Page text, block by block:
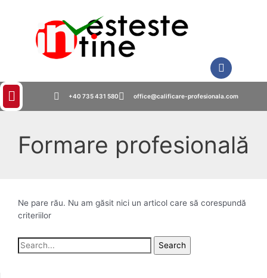
+40 735 431 580 office@calificare-profesionala.com
Formare profesională
Ne pare rău. Nu am găsit nici un articol care să corespundă
criteriilor